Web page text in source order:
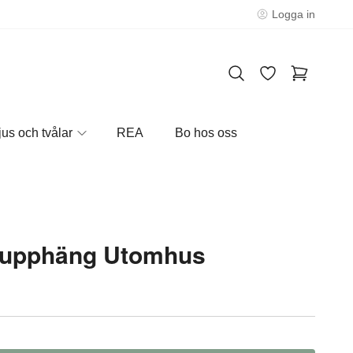
Logga in
och tvålar REA Bo hos oss
Utomhus